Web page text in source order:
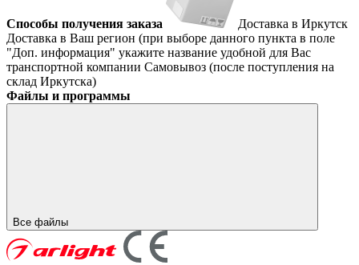
Способы получения заказа
Доставка в Иркутск
Доставка в Ваш регион (при выборе данного пункта в поле
"Доп. информация" укажите название удобной для Вас
транспортной компании Самовывоз (после поступления на
склад Иркутска)
Файлы и программы
Все файлы